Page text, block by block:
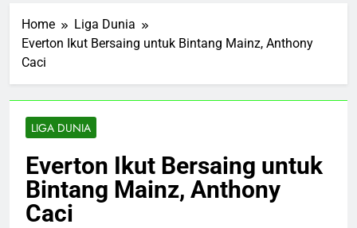
Home
Liga Dunia
Everton Ikut Bersaing untuk Bintang Mainz, Anthony
Caci
LIGA DUNIA
Everton Ikut Bersaing untuk
Bintang Mainz, Anthony
Caci